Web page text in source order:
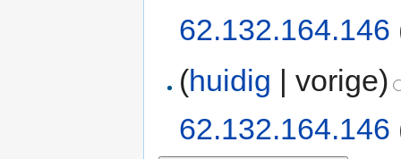
62.132.164.146
(huidig | vorige)
62.132.164.146